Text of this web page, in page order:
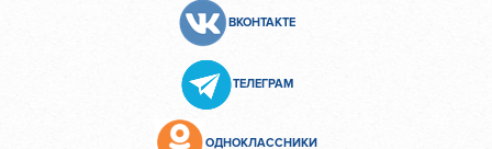
ВКОНТАКТЕ
ТЕЛЕГРАМ
ОДНОКЛАССНИКИ